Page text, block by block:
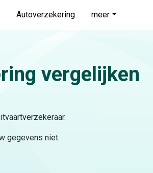
Autoverzekering meer
vergelijken
gegevens niet.